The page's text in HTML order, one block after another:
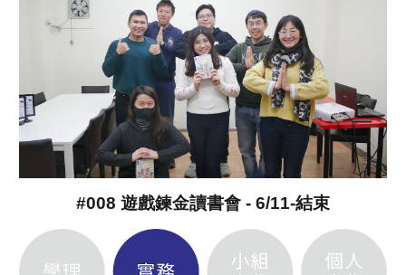
#008 遊戲鍊金讀書會 - 6/11-結束